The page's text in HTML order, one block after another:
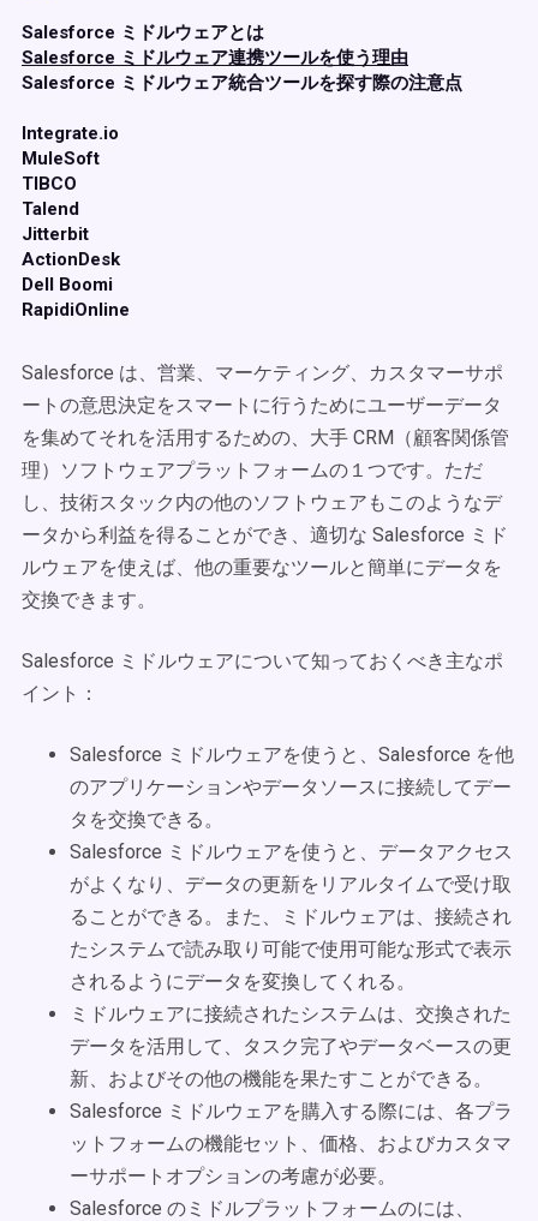
Salesforce ミドルウェアとは
Salesforce ミドルウェア連携ツールを使う理由
Salesforce ミドルウェア統合ツールを探す際の注意点
Integrate.io
MuleSoft
TIBCO
Talend
Jitterbit
ActionDesk
Dell Boomi
RapidiOnline
Salesforce は、営業、マーケティング、カスタマーサポ
ートの意思決定をスマートに行うためにユーザーデータ
を集めてそれを活用するための、大手 CRM（顧客関係管
理）ソフトウェアプラットフォームの１つです。ただ
し、技術スタック内の他のソフトウェアもこのようなデ
ータから利益を得ることができ、適切な Salesforce ミド
ルウェアを使えば、他の重要なツールと簡単にデータを
交換できます。
Salesforce ミドルウェアについて知っておくべき主なポ
イント：
Salesforce ミドルウェアを使うと、Salesforce を他
のアプリケーションやデータソースに接続してデー
タを交換できる。
Salesforce ミドルウェアを使うと、データアクセス
がよくなり、データの更新をリアルタイムで受け取
ることができる。また、ミドルウェアは、接続され
たシステムで読み取り可能で使用可能な形式で表示
されるようにデータを変換してくれる。
ミドルウェアに接続されたシステムは、交換された
データを活用して、タスク完了やデータベースの更
新、およびその他の機能を果たすことができる。
Salesforce ミドルウェアを購入する際には、各プラ
ットフォームの機能セット、価格、およびカスタマ
ーサポートオプションの考慮が必要。
Salesforce のミドルプラットフォームのには、